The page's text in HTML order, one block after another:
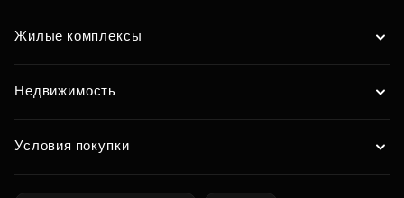
Жилые комплексы
Недвижимость
Условия покупки